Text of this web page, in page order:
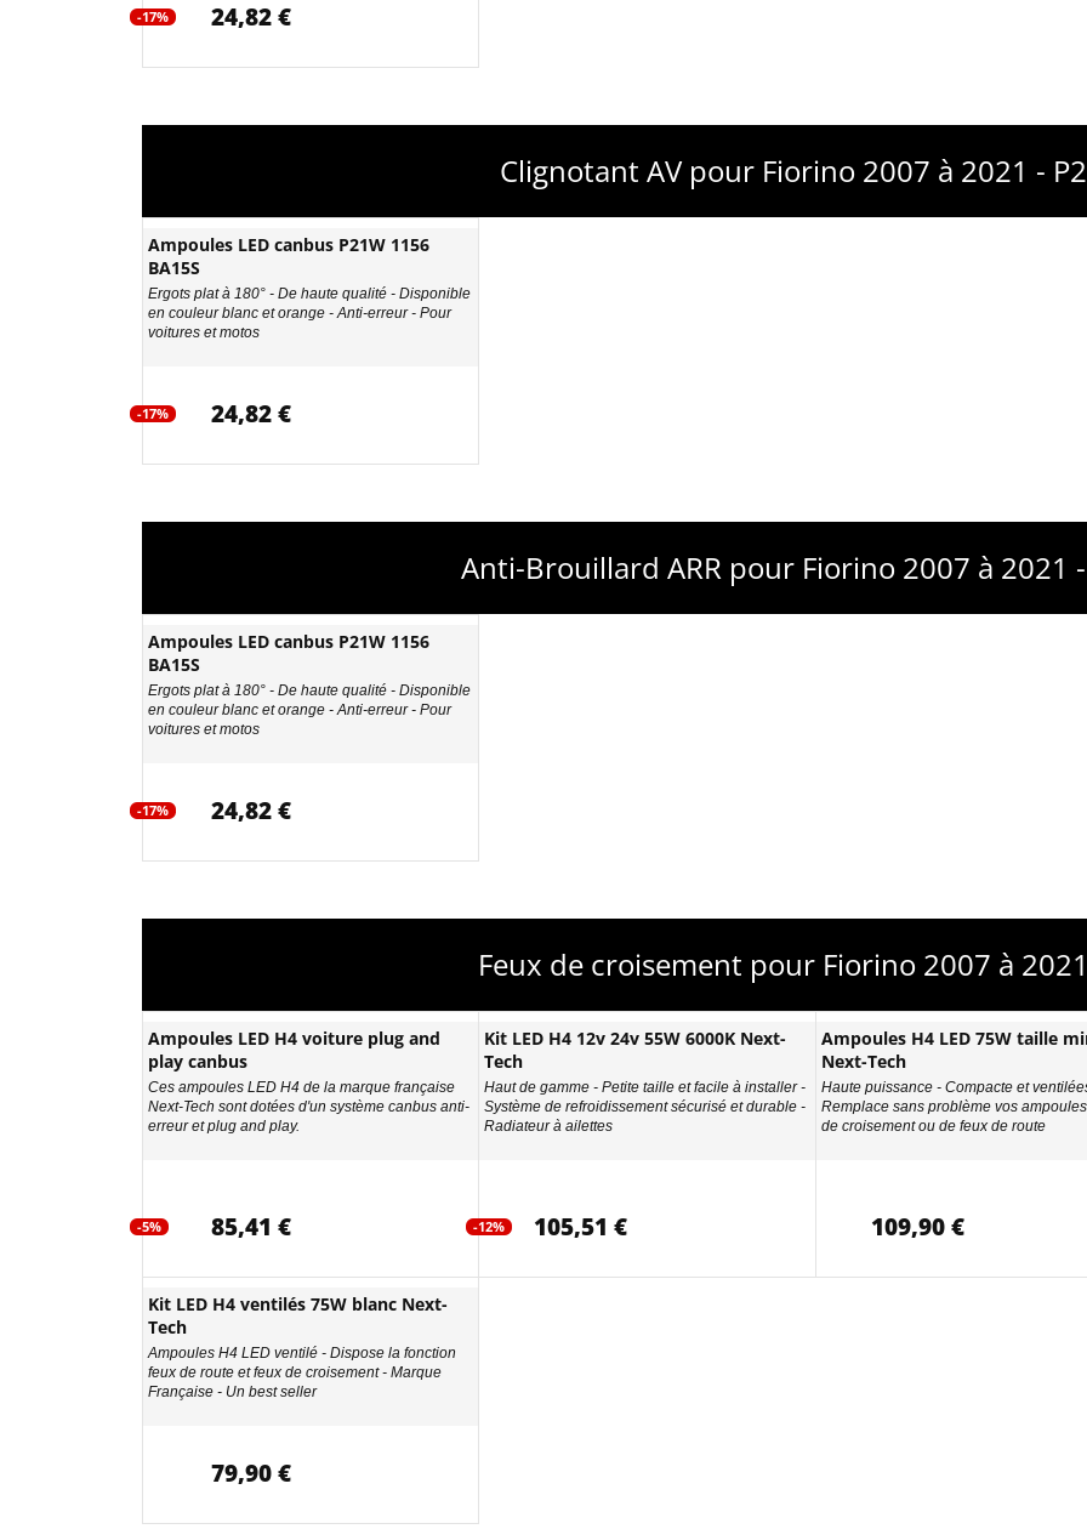
-17% 24,82 €
Clignotant AV pour Fiorino 2007 à 2021 -
Ampoules LED canbus P21W 1156
BA15S
Ergots plat à 180° - De haute qualité - Disponible
en couleur blanc et orange - Anti-erreur - Pour
voitures et motos
-17% 24,82 €
Anti-Brouillard ARR pour Fiorino 2007 à 2021
Ampoules LED canbus P21W 1156
BA15S
Ergots plat à 180° - De haute qualité - Disponible
en couleur blanc et orange - Anti-erreur - Pour
voitures et motos
-17% 24,82 €
Feux de croisement pour Fiorino 2007 à
Ampoules LED H4 voiture plug and
play canbus
Ces ampoules LED H4 de la marque française
Next-Tech sont dotées d'un système canbus anti-
erreur et plug and play.
-5% 85,41 €
Kit LED H4 12v 24v 55W 6000K Next-
Tech
Haut de gamme - Petite taille et facile à installer -
Système de refroidissement sécurisé et durable -
Radiateur à ailettes
-12% 105,51 €
Ampoules H4 LED 75W taille
Next-Tech
Haute puissance - Compacte et
Remplace sans problème vos
de croisement ou de feux de route
109,90 €
Kit LED H4 ventilés 75W blanc Next-
Tech
Ampoules H4 LED ventilé - Dispose la fonction
feux de route et feux de croisement - Marque
Française - Un best seller
79,90 €